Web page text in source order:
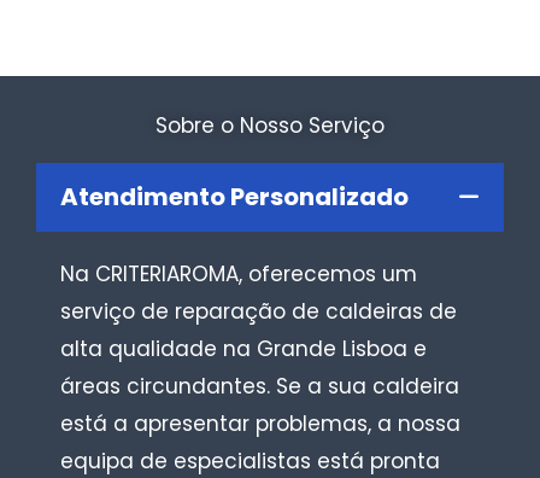
Sobre o Nosso Serviço
Atendimento Personalizado
Na CRITERIAROMA, oferecemos um
serviço de reparação de caldeiras de
alta qualidade na Grande Lisboa e
áreas circundantes. Se a sua caldeira
está a apresentar problemas, a nossa
equipa de especialistas está pronta